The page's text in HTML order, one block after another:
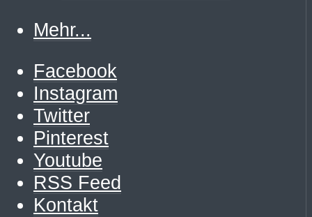
Mehr...
Facebook
Instagram
Twitter
Pinterest
Youtube
RSS Feed
Kontakt